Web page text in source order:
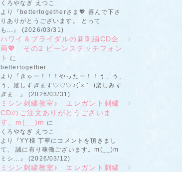
くろやなぎ えつこ
より『bettertogetherさま💖 喜んで下さ
りありがとうございます。 とって
も...』 (2026/03/31)
ハワイ＆ブライダルの新刺繍CD企
画💖 その2 ビーンステッチフォン
ト
に
bettertogether
より『きゃー！！！やったー！！う、う、
う、嬉しすぎます♡♡♡♪(´ε｀ )楽しみす
ぎま...』 (2026/03/31)
ミシン刺繍教室♪ エレガント刺繍
CDのご注文ありがとうございま
す。m(__)m に
くろやなぎ えつこ
より『YY様 丁寧にコメントを頂きまし
て、 誠に有り稼働ございます。m(__)m
ミシ...』 (2026/03/12)
ミシン刺繍教室♪ エレガント刺繍